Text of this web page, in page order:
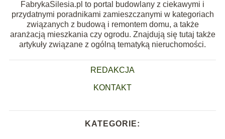
FabrykaSilesia.pl to portal budowlany z ciekawymi i
przydatnymi poradnikami zamieszczanymi w kategoriach
związanych z budową i remontem domu, a także
aranżacją mieszkania czy ogrodu. Znajdują się tutaj także
artykuły związane z ogólną tematyką nieruchomości.
REDAKCJA
KONTAKT
KATEGORIE: